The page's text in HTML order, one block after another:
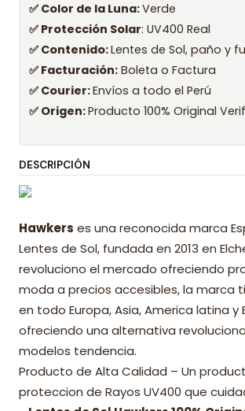
✅ Color de la Luna:Verde
✅ Protección Solar: UV400 Real
✅ Contenido:Lentes de Sol, paño y
✅ Facturación: Boleta o Factura
✅ Courier:Envíos a todo el Perú
✅ Origen:Producto 100% Original
DESCRIPCIÓN
Hawkers es una reconocida marca
Lentes de Sol, fundada en 2013 en
revoluciono el mercado ofreciendo
moda a precios accesibles, la marca
en todo Europa, Asia, America latina y
ofreciendo una alternativa
modelos tendencia.
Producto de Alta Calidad – Un
proteccion de Rayos UV400 que